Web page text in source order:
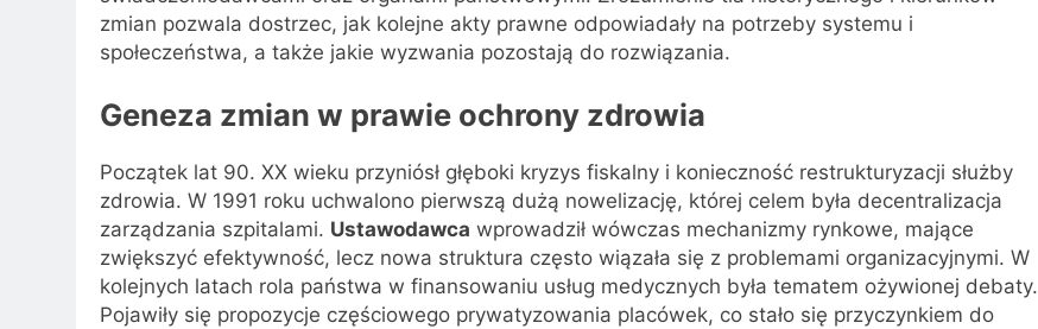
zmian pozwala dostrzec, jak kolejne akty prawne odpowiadały na potrzeby systemu i
społeczeństwa, a także jakie wyzwania pozostają do rozwiązania.
Geneza zmian w prawie ochrony zdrowia
Początek lat 90. XX wieku przyniósł głęboki kryzys fiskalny i konieczność restrukturyzacji służby
zdrowia. W 1991 roku uchwalono pierwszą dużą nowelizację, której celem była decentralizacja
zarządzania szpitalami. Ustawodawca wprowadził wówczas mechanizmy rynkowe, mające
zwiększyć efektywność, lecz nowa struktura często wiązała się z problemami organizacyjnymi. W
kolejnych latach rola państwa w finansowaniu usług medycznych była tematem ożywionej debaty.
Pojawiły się propozycje częściowego prywatyzowania placówek, co stało się przyczynkiem do